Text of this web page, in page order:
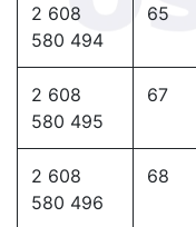
2 608
580 494
65
2 608
580 495
67
2 608
580 496
68